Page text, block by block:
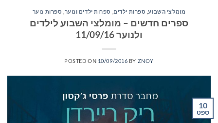
מומלצי השבוע, ספרות ילדים ספרות ילדים ונוער ספרות נוער
ספרים חדשים – מומלצי השבוע לילדים
ולנוער 11/09/16
POSTED ON 10/09/2016 BY ZNOY
10
ספט